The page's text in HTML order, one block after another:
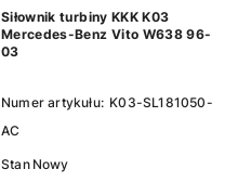
Siłownik turbiny KKK K03
Mercedes-Benz Vito W638 96-
03
Numer artykułu: K03-SL181050-
AC
Stan Nowy